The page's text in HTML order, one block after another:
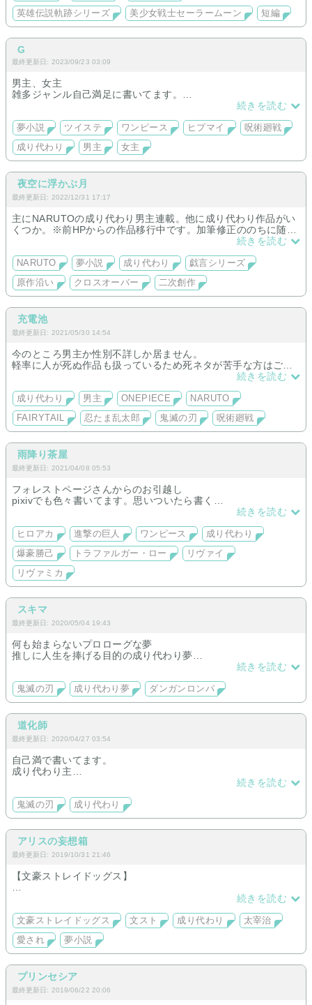
英雄伝説軌跡シリーズ 美少女戦士セーラームーン 短編
G
最終更新日: 2023/09/23 03:09
男主、女主
雑多ジャンル自己満足に書いてます。
続きを読む
夢小説 ツイステ ワンピース ヒプマイ
呪術廻戦
成り代わり
男主 女主
夜空に浮かぶ月
最終更新日: 2022/12/31 17:17
主にNARUTOの成り代わり男主連載。他に成り代わり作品がい
くつか。※前HPからの作品移行中です。加筆修正ののちに随時
続きを読む
NARUTO 夢小説 成り代わり
戯言シリーズ
原作沿い
クロスオーバー 二次創作
充電池
最終更新日: 2021/05/30 14:54
今のところ男主か性別不詳しか居ません。
軽率に人が死ぬ作品も扱っているため死ネタが苦手な方はご注
続きを読む
成り代わり 男主 ONEPIECE
NARUTO
FAIRYTAIL
忍たま乱太郎 鬼滅の刃 呪術廻戦
雨降り茶屋
最終更新日: 2021/04/08 05:53
フォレストページさんからのお引越し
pixivでも色々書いてます。思いついたら書く
続きを読む
ヒロアカ 進撃の巨人 ワンピース
成り代わり
爆豪勝己
トラファルガー・ロー
リヴァイ
リヴァミカ
スキマ
最終更新日: 2020/05/04 19:43
何も始まらないプロローグな夢
推しに人生を捧げる目的の成り代わり夢
続きを読む
鬼滅の刃 成り代わり夢 ダンガンロンパ
道化師
最終更新日: 2020/04/27 03:54
自己満で書いてます。
成り代わり主
女主
今後増やしたいジャンルはヒロアカ 、ハイキュー‼︎etc…。
単行本買ったら増やしていく予定です。
続きを読む
鬼滅の刃 成り代わり
アリスの妄想箱
最終更新日: 2019/10/31 21:46
【文豪ストレイドッグス】
・過去編
・黒の時代は書くか未定
続きを読む
文豪ストレイドッグス 文スト 成り代わり
太宰治
愛され
夢小説
プリンセシア
最終更新日: 2019/06/22 20:06